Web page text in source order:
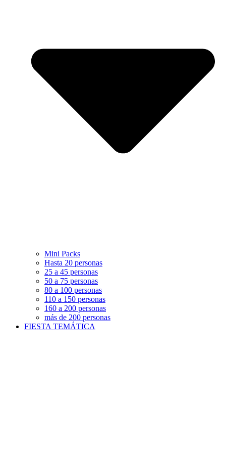
Mini Packs
Hasta 20 personas
25 a 45 personas
50 a 75 personas
80 a 100 personas
110 a 150 personas
160 a 200 personas
más de 200 personas
FIESTA TEMÁTICA